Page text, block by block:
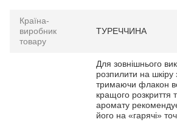
Країна-
виробник
товару
ТУРЕЧЧИНА
Для зовнішнього
розпилити на шкіру
тримаючи флакон
кращого розкриття
аромату
його на «гарячі»